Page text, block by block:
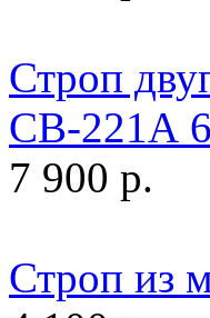
Строп
СВ-221А
7 900 р.
Строп из